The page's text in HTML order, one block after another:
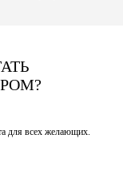
для всех желающих.